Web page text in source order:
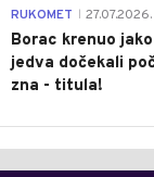
RUKOMET 27.07.2026.
Borac krenuo
jedva dočekali
zna - titula!